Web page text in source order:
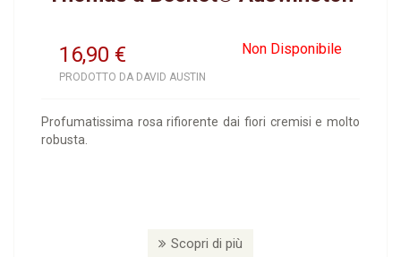
16,90 Non Disponibile
€
PRODOTTO DA DAVID AUSTIN
Profumatissima rosa rifiorente dai fiori cremisi e molto
robusta.
Scopri di più